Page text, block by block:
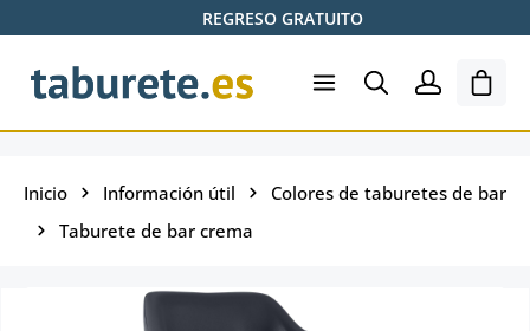
Saltar al contenido principalREGRESO GRATUITO
El
Inicio Información útil
Colores de taburetes de bar
Taburete de bar crema